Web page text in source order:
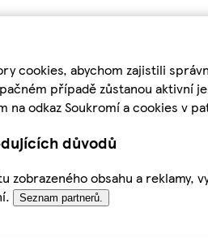
cookies, abychom zajistili
případě zůstanou
na odkaz Soukromí a cookies v
důvodů
obsahu a
Seznam partnerů.